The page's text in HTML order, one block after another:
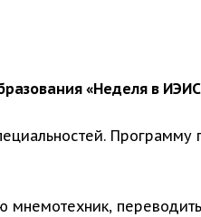
«Неделя в
Программу
мнемотехник,